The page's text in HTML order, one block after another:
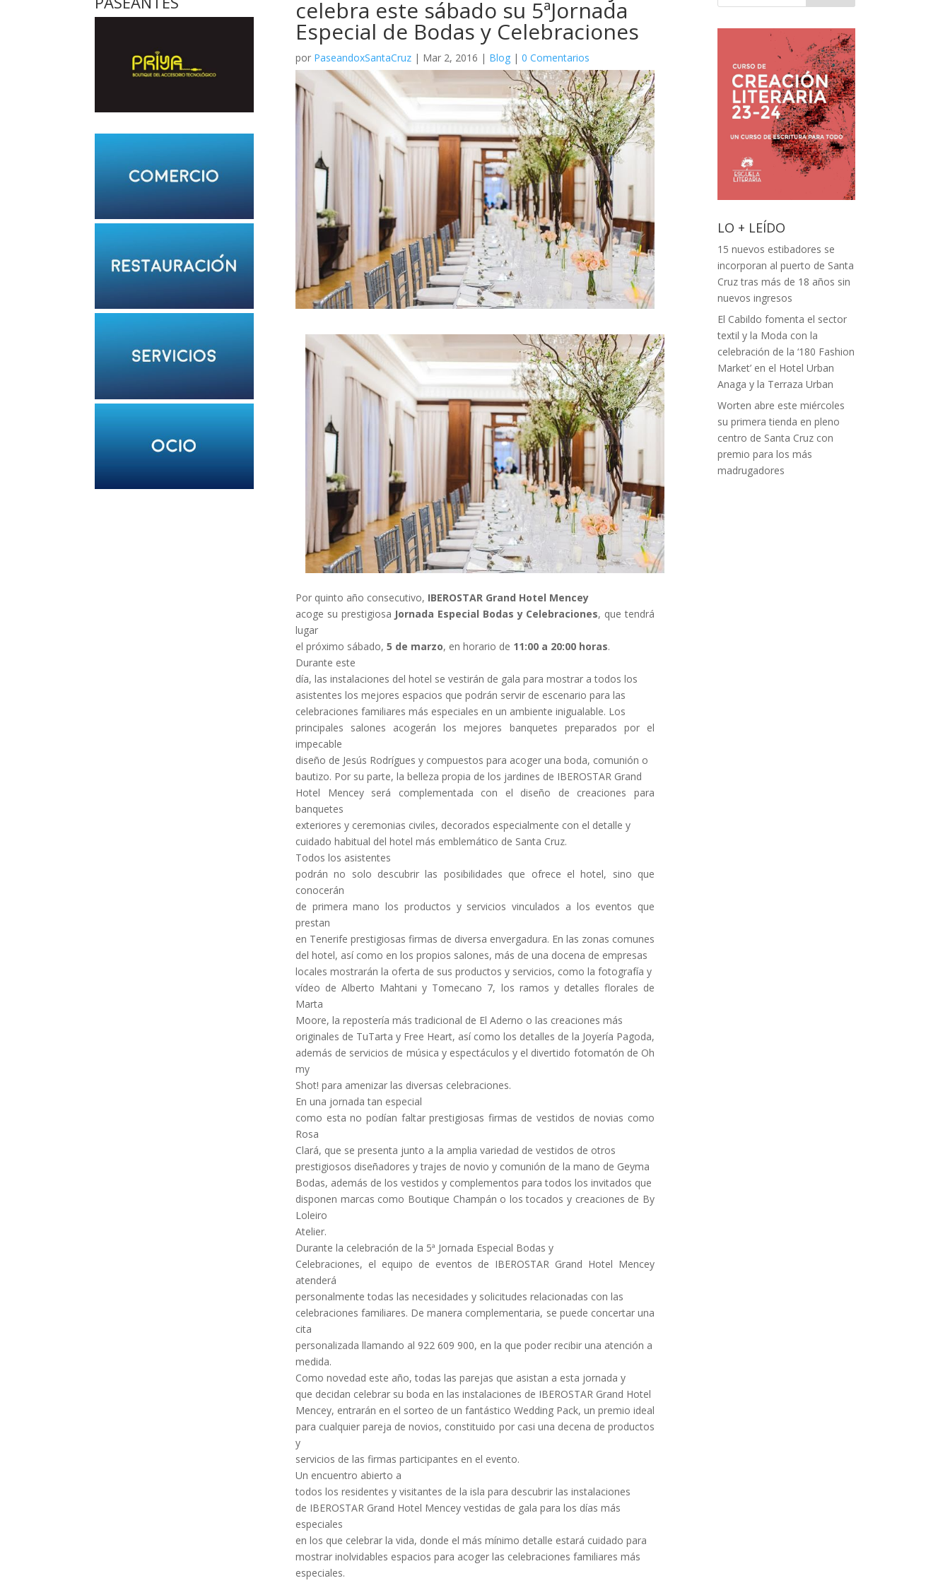
celebra este sábado su 5ªJornada
Especial de Bodas y Celebraciones
por PaseandoxSantaCruz| Mar 2, 2016 | Blog| 0 Comentarios
Por quinto año consecutivo, IBEROSTAR Grand Hotel Mencey
acoge su prestigiosa Jornada Especial Bodas y Celebraciones, que tendrá
lugar
el próximo sábado, 5 de marzo, en horario de 11:00 a 20:00 horas.
Durante este
día, las instalaciones del hotel se vestirán de gala para mostrar a todos los
asistentes los mejores espacios que podrán servir de escenario para las
celebraciones familiares más especiales en un ambiente inigualable. Los
principales salones acogerán los mejores banquetes preparados por el
impecable
diseño de Jesús Rodrígues y compuestos para acoger una boda, comunión o
bautizo. Por su parte, la belleza propia de los jardines de IBEROSTAR Grand
Hotel Mencey será complementada con el diseño de creaciones para
banquetes
exteriores y ceremonias civiles, decorados especialmente con el detalle y
cuidado habitual del hotel más emblemático de Santa Cruz.
Todos los asistentes
podrán no solo descubrir las posibilidades que ofrece el hotel, sino que
conocerán
de primera mano los productos y servicios vinculados a los eventos que
prestan
en Tenerife prestigiosas firmas de diversa envergadura. En las zonas comunes
del hotel, así como en los propios salones, más de una docena de empresas
locales mostrarán la oferta de sus productos y servicios, como la fotografía y
vídeo de Alberto Mahtani y Tomecano 7, los ramos y detalles florales de
Marta
Moore, la repostería más tradicional de El Aderno o las creaciones más
originales de TuTarta y Free Heart, así como los detalles de la Joyería Pagoda,
además de servicios de música y espectáculos y el divertido fotomatón de Oh
my
Shot! para amenizar las diversas celebraciones.
En una jornada tan especial
como esta no podían faltar prestigiosas firmas de vestidos de novias como
Rosa
Clará, que se presenta junto a la amplia variedad de vestidos de otros
prestigiosos diseñadores y trajes de novio y comunión de la mano de Geyma
Bodas, además de los vestidos y complementos para todos los invitados que
disponen marcas como Boutique Champán o los tocados y creaciones de By
Loleiro
Atelier.
Durante la celebración de la 5ª Jornada Especial Bodas y
Celebraciones, el equipo de eventos de IBEROSTAR Grand Hotel Mencey
atenderá
personalmente todas las necesidades y solicitudes relacionadas con las
celebraciones familiares. De manera complementaria, se puede concertar una
cita
personalizada llamando al 922 609 900, en la que poder recibir una atención a
medida.
Como novedad este año, todas las parejas que asistan a esta jornada y
que decidan celebrar su boda en las instalaciones de IBEROSTAR Grand Hotel
Mencey, entrarán en el sorteo de un fantástico Wedding Pack, un premio ideal
para cualquier pareja de novios, constituido por casi una decena de productos
y
servicios de las firmas participantes en el evento.
Un encuentro abierto a
todos los residentes y visitantes de la isla para descubrir las instalaciones
de IBEROSTAR Grand Hotel Mencey vestidas de gala para los días más
especiales
en los que celebrar la vida, donde el más mínimo detalle estará cuidado para
mostrar inolvidables espacios para acoger las celebraciones familiares más
especiales.
LO + LEÍDO
15 nuevos estibadores se
incorporan al puerto de Santa
Cruz tras más de 18 años sin
nuevos ingresos
El Cabildo fomenta el sector
textil y la Moda con la
celebración de la ‘180 Fashion
Market’ en el Hotel Urban
Anaga y la Terraza Urban
Worten abre este miércoles
su primera tienda en pleno
centro de Santa Cruz con
premio para los más
madrugadores